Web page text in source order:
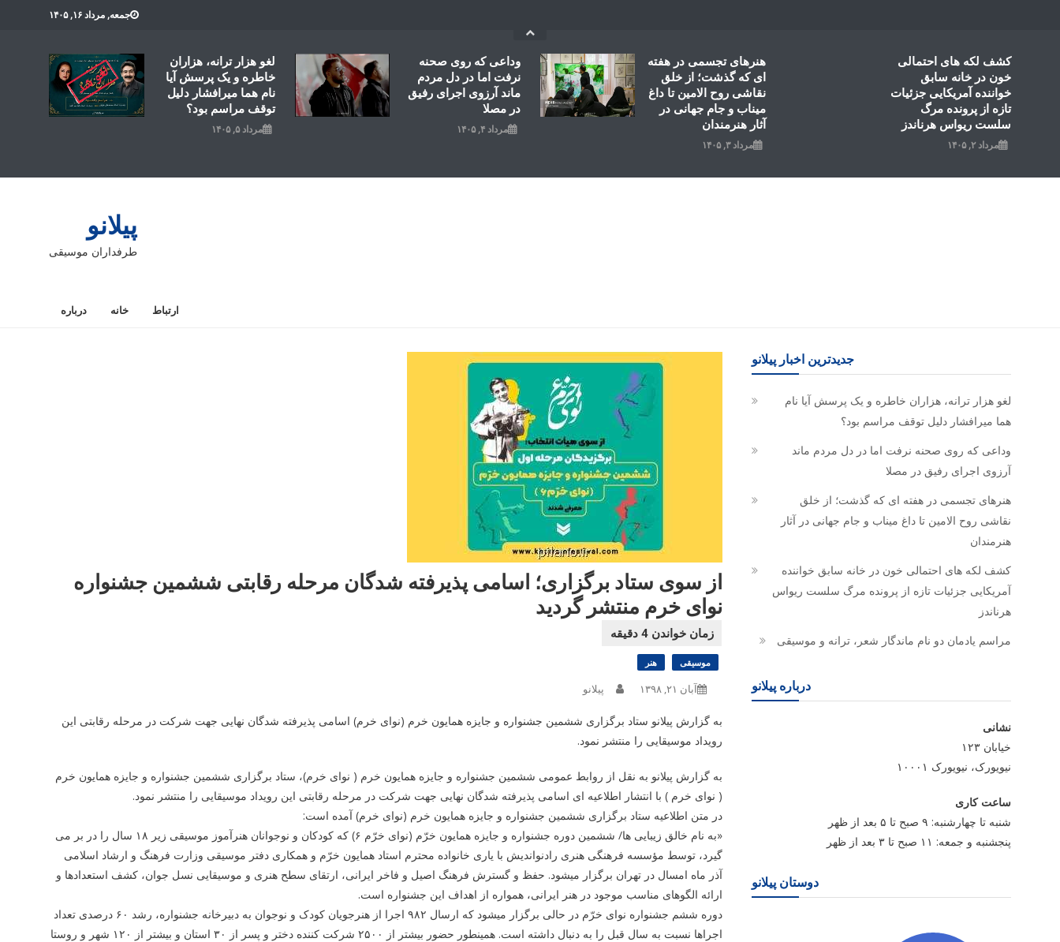
جمعه, مرداد ۱۶, ۱۴۰۵
لغو هزار ترانه، هزاران
خاطره و یک پرسش آیا
نام هما میرافشار دلیل
توقف مراسم بود؟
مرداد ۵, ۱۴۰۵
وداعی که روی صحنه
نرفت اما در دل مردم
ماند آرزوی اجرای رفیق
در مصلا
مرداد ۴, ۱۴۰۵
هنرهای تجسمی در هفته
ای که گذشت؛ از خلق
نقاشی روح الامین تا داغ
میناب و جام جهانی در
آثار هنرمندان
مرداد ۳, ۱۴۰۵
کشف لکه های احتمالی
خون در خانه سابق
خواننده آمریکایی جزئیات
تازه از پرونده مرگ
سلست ریواس هرناندز
مرداد ۲, ۱۴۰۵
پیلانو
طرفداران موسیقی
ارتباط خانه درباره
از سوی ستاد برگزاری؛ اسامی پذیرفته شدگان مرحله رقابتی ششمین جشنواره
نوای خرم منتشر گردید
موسیقی هنر
آبان ۲۱, ۱۳۹۸ پیلانو
به گزارش پیلانو ستاد برگزاری ششمین جشنواره و جایزه همایون خرم (نوای خرم) اسامی پذیرفته شدگان نهایی جهت شرکت در مرحله رقابتی این
رویداد موسیقایی را منتشر نمود.
به گزارش پیلانو به نقل از روابط عمومی ششمین جشنواره و جایزه همایون خرم ( نوای خرم)، ستاد برگزاری ششمین جشنواره و جایزه همایون خرم
( نوای خرم ) با انتشار اطلاعیه ای اسامی پذیرفته شدگان نهایی جهت شرکت در مرحله رقابتی این رویداد موسیقایی را منتشر نمود.
در متن اطلاعیه ستاد برگزاری ششمین جشنواره و جایزه همایون خرم (نوای خرم) آمده است:
«به نام خالق زیبایی ها/ ششمین دوره جشنواره و جایزه همایون خرّم (نوای خرّم ۶) که کودکان و نوجوانان هنرآموز موسیقی زیر ۱۸ سال را در بر می
­گیرد، توسط مؤسسه فرهنگی هنری رادنواندیش با یاری خانواده محترم استاد همایون خرّم و همکاری دفتر موسیقی وزارت فرهنگ و ارشاد اسلامی
آذر ماه امسال در تهران برگزار می­شود. حفظ و گسترش فرهنگ اصیل و فاخر ایرانی، ارتقای سطح هنری و موسیقایی نسل جوان، کشف استعدادها و
ارائه الگوهای مناسب موجود در هنر ایرانی، همواره از اهداف این جشنواره است.
دوره ششم جشنواره نوای خرّم در حالی برگزار می­شود که ارسال ۹۸۲ اجرا از هنرجویان کودک و نوجوان به دبیرخانه جشنواره، رشد ۶۰ درصدی تعداد
اجراها نسبت به سال قبل را به دنبال داشته است. همینطور حضور بیشتر از ۲۵۰۰ شرکت­ کننده دختر و پسر از ۳۰ استان و بیشتر از ۱۲۰ شهر و روستا
جدیدترین اخبار پیلانو
لغو هزار ترانه، هزاران خاطره و یک پرسش آیا نام
هما میرافشار دلیل توقف مراسم بود؟
وداعی که روی صحنه نرفت اما در دل مردم ماند
آرزوی اجرای رفیق در مصلا
هنرهای تجسمی در هفته ای که گذشت؛ از خلق
نقاشی روح الامین تا داغ میناب و جام جهانی در آثار
هنرمندان
کشف لکه های احتمالی خون در خانه سابق خواننده
آمریکایی جزئیات تازه از پرونده مرگ سلست ریواس
هرناندز
مراسم یادمان دو نام ماندگار شعر، ترانه و موسیقی
درباره پیلانو
نشانی
خیابان ۱۲۳
نیویورک، نیویورک ۱۰۰۰۱
ساعت کاری
شنبه تا چهارشنبه: ۹ صبح تا ۵ بعد از ظهر
پنجشنبه و جمعه: ۱۱ صبح تا ۳ بعد از ظهر
دوستان پیلانو